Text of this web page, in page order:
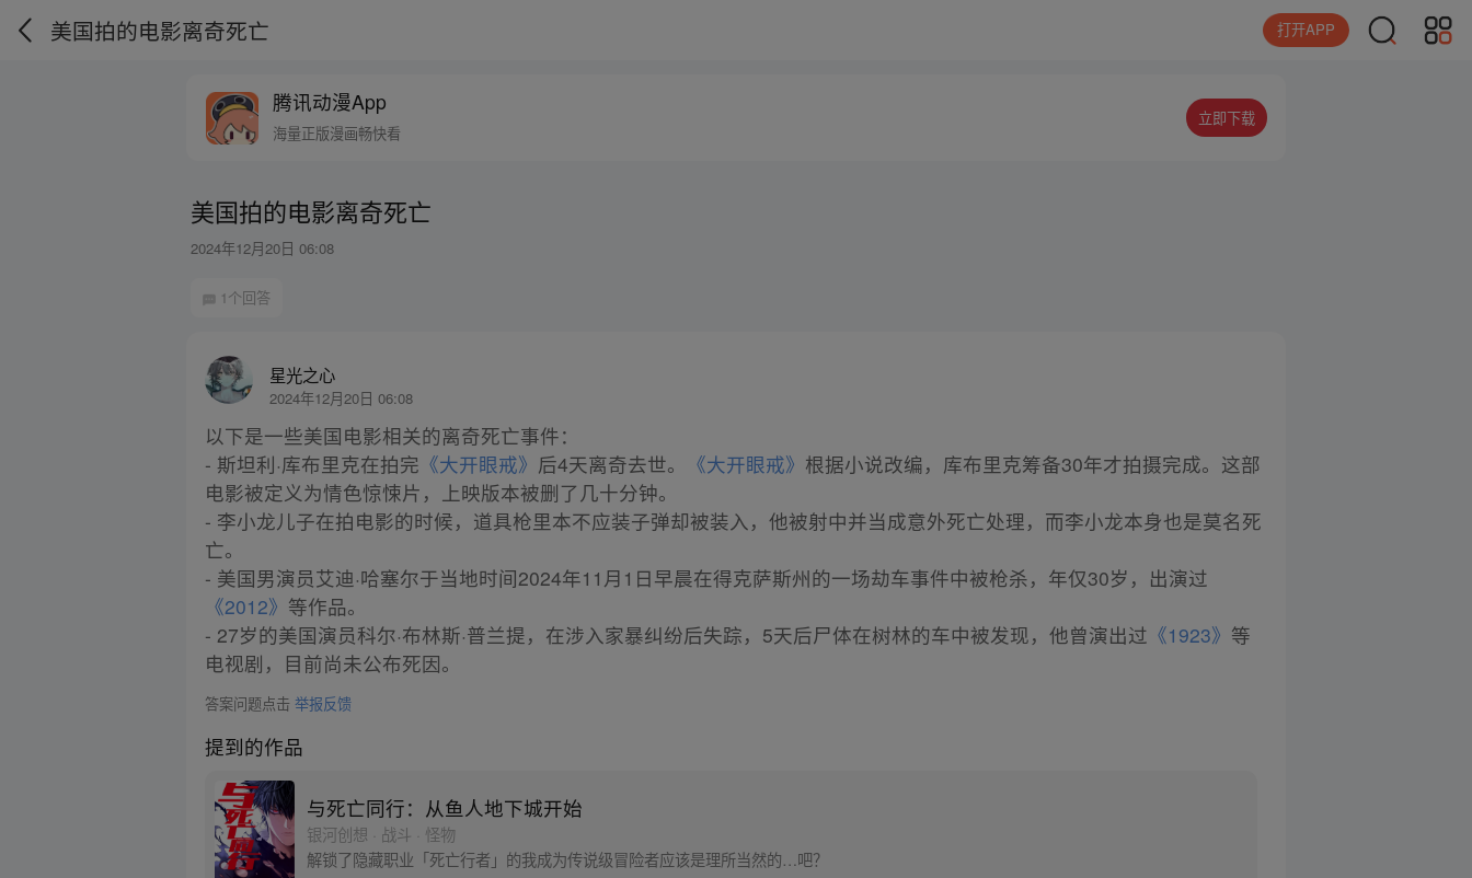
美国拍的电影离奇死亡 打开APP
腾讯动漫App
海量正版漫画畅快看
立即下载
美国拍的电影离奇死亡
2024年12月20日 06:08
1个回答
星光之心
2024年12月20日 06:08
以下是一些美国电影相关的离奇死亡事件：
- 斯坦利·库布里克在拍完 《大开眼戒》 后4天离奇去世。 《大开眼戒》 根据小说改编，库布里克筹备30年才拍摄完成。这部
电影被定义为情色惊悚片，上映版本被删了几十分钟。
- 李小龙儿子在拍电影的时候，道具枪里本不应装子弹却被装入，他被射中并当成意外死亡处理，而李小龙本身也是莫名死
亡。
- 美国男演员艾迪·哈塞尔于当地时间2024年11月1日早晨在得克萨斯州的一场劫车事件中被枪杀，年仅30岁，出演过
《2012》 等作品。
- 27岁的美国演员科尔·布林斯·普兰提，在涉入家暴纠纷后失踪，5天后尸体在树林的车中被发现，他曾演出过 《1923》 等
电视剧，目前尚未公布死因。
答案问题点击举报反馈
提到的作品
与死亡同行：从鱼人地下城开始
银河创想 · 战斗 · 怪物
解锁了隐藏职业「死亡行者」的我成为传说级冒险者应该是理所当然的…吧？